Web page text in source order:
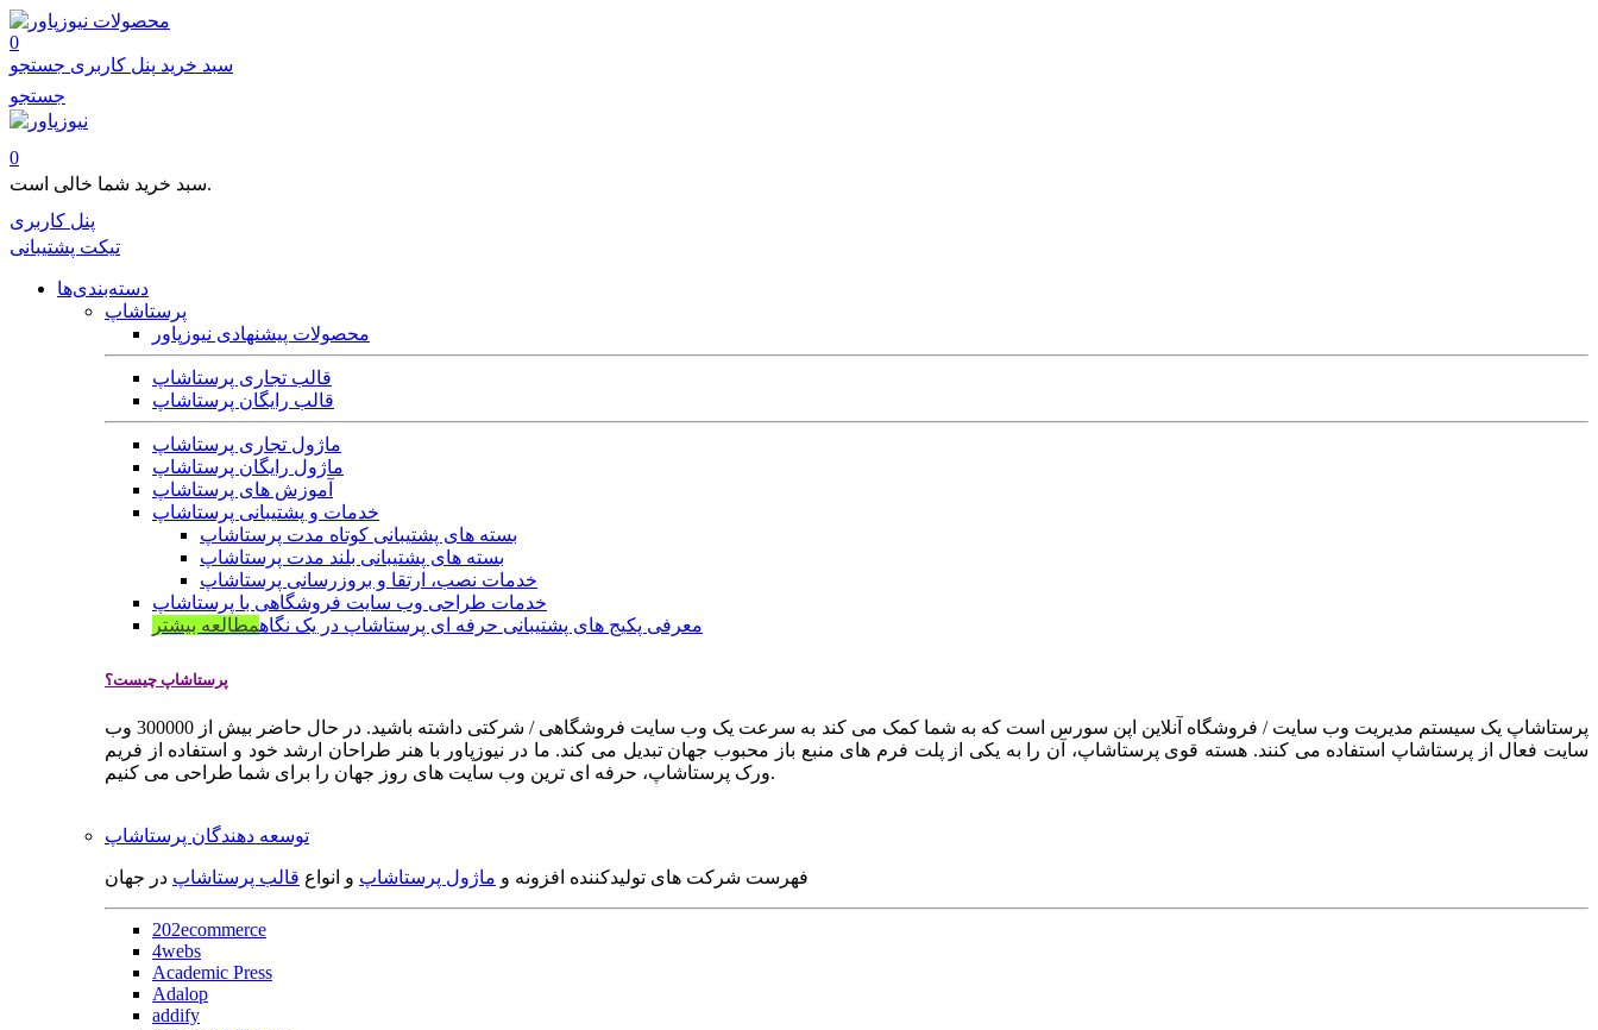
محصولات
0
سبد خرید پنل کاربری جستجو
جستجو
0
سبد خرید شما خالی است.
پنل کاربری
تیکت پشتیبانی
دسته‌بندی‌ها
پرستاشاپ
محصولات پیشنهادی نیوزپاور
قالب تجاری پرستاشاپ
قالب رایگان پرستاشاپ
ماژول تجاری پرستاشاپ
ماژول رایگان پرستاشاپ
آموزش های پرستاشاپ
خدمات و پشتیبانی پرستاشاپ
بسته های پشتیبانی کوتاه مدت پرستاشاپ
بسته های پشتیبانی بلند مدت پرستاشاپ
خدمات نصب، ارتقا و بروزرسانی پرستاشاپ
خدمات طراحی وب سایت فروشگاهی با پرستاشاپ
معرفی پکیج های پشتیبانی حرفه ای پرستاشاپ در یک نگاهمطالعه بیشتر
پرستاشاپ چیست؟
پرستاشاپ یک سیستم مدیریت وب سایت / فروشگاه آنلاین اپن سورس است که به شما کمک می کند به سرعت یک وب سایت فروشگاهی / شرکتی داشته باشید. در حال حاضر بیش از 300000 وب
سایت فعال از پرستاشاپ استفاده می کنند. هسته قوی پرستاشاپ، آن را به یکی از پلت فرم های منبع باز محبوب جهان تبدیل می کند. ما در نیوزپاور با هنر طراحان ارشد خود و استفاده از فریم
ورک پرستاشاپ، حرفه ای ترین وب سایت های روز جهان را برای شما طراحی می کنیم.
توسعه دهندگان پرستاشاپ
فهرست شرکت های تولیدکننده افزونه و ماژول پرستاشاپ و انواع قالب پرستاشاپ در جهان
202ecommerce
4webs
Academic Press
Adalop
addify